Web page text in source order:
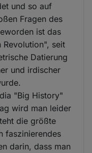
und so auf
Fragen des
ist das
seit
Datierung
und irdischer
"Big History"
wird man leider
die größte
faszinierendes
darin, dass man